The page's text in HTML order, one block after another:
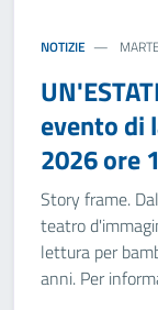
NOTIZIE
evento di
2026 ore
Story frame.
teatro
lettura per
anni. Per